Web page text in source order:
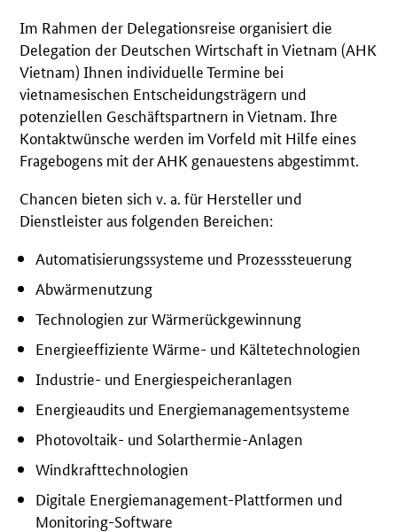
Im Rahmen der Delegationsreise organisiert die
Delegation der Deutschen Wirtschaft in Vietnam (AHK
Vietnam) Ihnen individuelle Termine bei
vietnamesischen Entscheidungsträgern und
potenziellen Geschäftspartnern in Vietnam. Ihre
Kontaktwünsche werden im Vorfeld mit Hilfe eines
Fragebogens mit der AHK genauestens abgestimmt.
Chancen bieten sich v. a. für Hersteller und
Dienstleister aus folgenden Bereichen:
Automatisierungssysteme und Prozesssteuerung
Abwärmenutzung
Technologien zur Wärmerückgewinnung
Energieeffiziente Wärme- und Kältetechnologien
Industrie- und Energiespeicheranlagen
Energieaudits und Energiemanagementsysteme
Photovoltaik- und Solarthermie-Anlagen
Windkrafttechnologien
Digitale Energiemanagement-Plattformen und
Monitoring-Software